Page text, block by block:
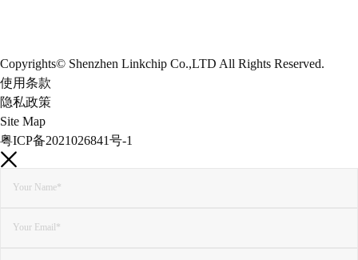
Copyrights© Shenzhen Linkchip Co.,LTD All Rights Reserved.
使用条款
隐私政策
Site Map
粤ICP备2021026841号-1